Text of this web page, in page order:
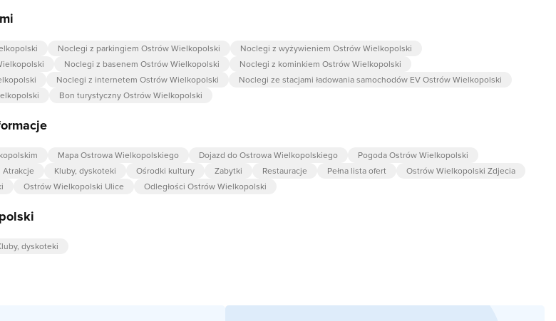
Noclegi z parkingiem Ostrów Wielkopolski
Noclegi z wyżywieniem Ostrów Wielkopolski
Noclegi z basenem Ostrów Wielkopolski
Noclegi z kominkiem Ostrów Wielkopolski
Noclegi z internetem Ostrów Wielkopolski
Noclegi ze stacjami ładowania samochodów EV Ostrów Wielkopolski
Bon turystyczny Ostrów Wielkopolski
Mapa Ostrowa Wielkopolskiego Dojazd do Ostrowa Wielkopolskiego
Pogoda Ostrów Wielkopolski
Atrakcje Kluby, dyskoteki Ośrodki kultury Zabytki Restauracje Pełna lista ofert
Ostrów Wielkopolski Zdjecia
Ostrów Wielkopolski Ulice Odległości Ostrów Wielkopolski
dyskoteki